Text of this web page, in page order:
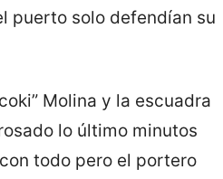
puerto solo defendían su
Molina y la escuadra
lo último minutos
todo pero el portero